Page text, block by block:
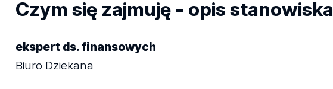
Czym się zajmuję - opis stanowiska
ekspert ds. finansowych
Biuro Dziekana